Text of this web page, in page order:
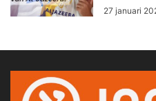
27 januari